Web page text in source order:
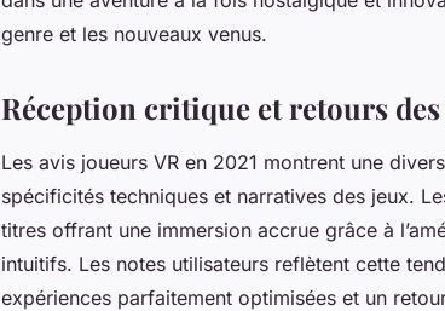
genre et les nouveaux venus.
Réception critique et retours des
Les avis joueurs VR en 2021 montrent une
spécificités techniques et narratives des jeux.
titres offrant une immersion accrue grâce à
intuitifs. Les notes utilisateurs reflètent cette
expériences parfaitement optimisées et un